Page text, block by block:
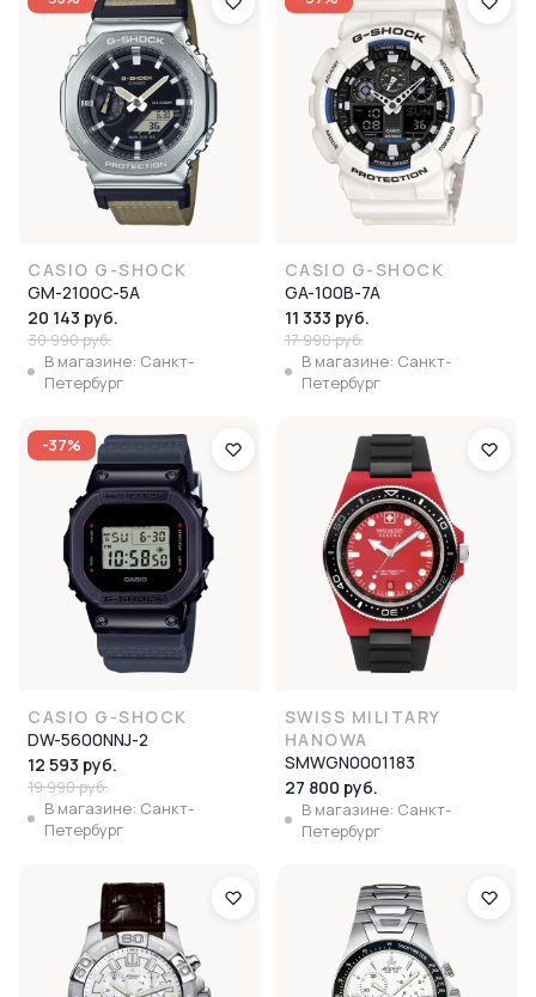
CASIO G-SHOCK
GM-2100C-5A
20 143 руб.
30 990 руб.
В магазине: Санкт-
Петербург
CASIO G-SHOCK
GA-100B-7A
11 333 руб.
17 990 руб.
В магазине: Санкт-
Петербург
-37%
CASIO G-SHOCK
DW-5600NNJ-2
12 593 руб.
19 990 руб.
В магазине: Санкт-
Петербург
SWISS MILITARY
HANOWA
SMWGN0001183
27 800 руб.
В магазине: Санкт-
Петербург